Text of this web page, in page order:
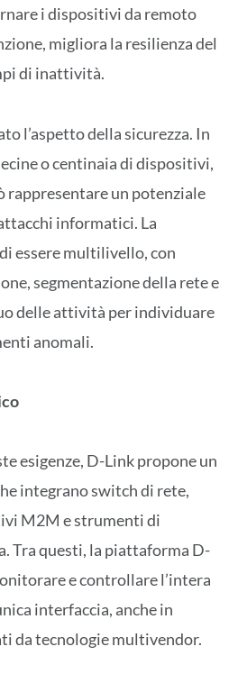
i dispositivi da remoto
migliora la resilienza del
di inattività.
l’aspetto della sicurezza. In
o centinaia di dispositivi,
rappresentare un potenziale
informatici. La
essere multilivello, con
segmentazione della rete e
delle attività per individuare
anomali.
esigenze, D-Link propone un
integrano switch di rete,
M2M e strumenti di
Tra questi, la piattaforma D-
e controllare l’intera
interfaccia, anche in
da tecnologie multivendor.